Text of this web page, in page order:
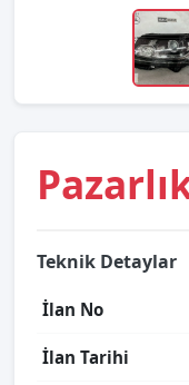
Teknik Detaylar
İlan No
İlan Tarihi